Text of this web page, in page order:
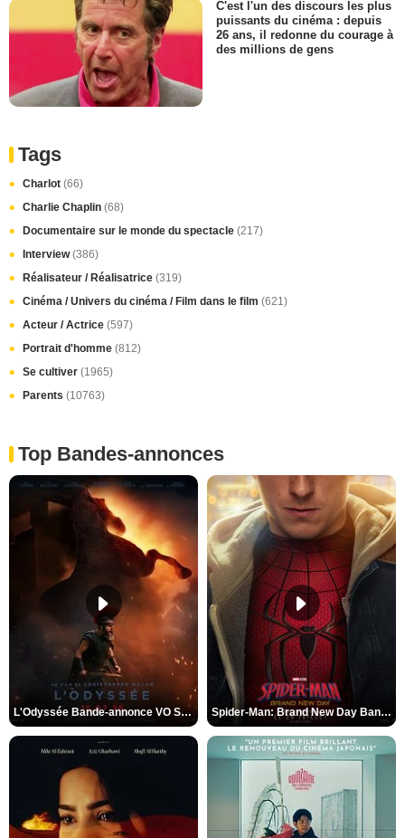
C'est l'un des discours les plus
puissants du cinéma : depuis
26 ans, il redonne du courage à
des millions de gens
Tags
Charlot (66)
Charlie Chaplin (68)
Documentaire sur le monde du spectacle (217)
Interview(386)
Réalisateur / Réalisatrice (319)
Cinéma / Univers du cinéma / Film dans le film (621)
Acteur / Actrice (597)
Portrait d'homme (812)
Se cultiver (1965)
Parents (10763)
Top Bandes-annonces
L'Odyssée Bande-annonce VO STFR Spider-Man: Brand New Day Bande-annonce VO STFR